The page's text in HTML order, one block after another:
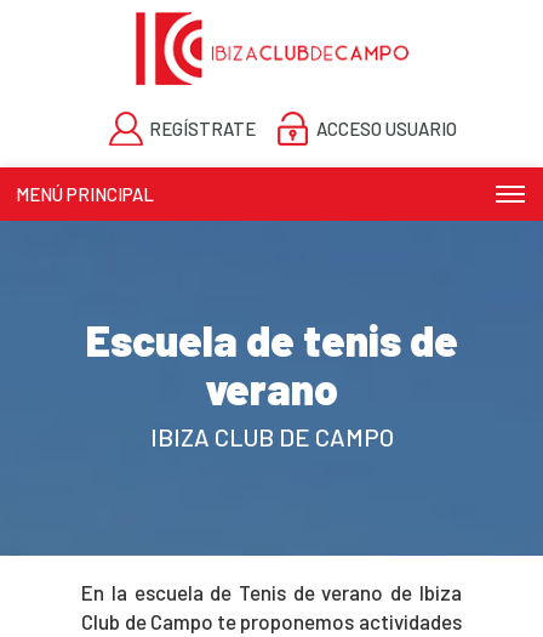
REGÍSTRATE ACCESO USUARIO
MENÚ PRINCIPAL
Escuela de tenis de
verano
IBIZA CLUB DE CAMPO
En la escuela de Tenis de verano de Ibiza
Club de Campo te proponemos actividades